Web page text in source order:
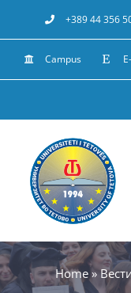
to
content
+389 44 356
Campus
Home »